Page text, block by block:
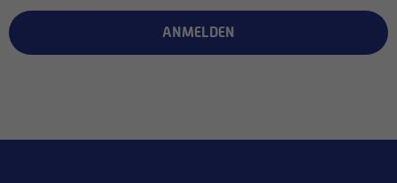
ANMELDEN